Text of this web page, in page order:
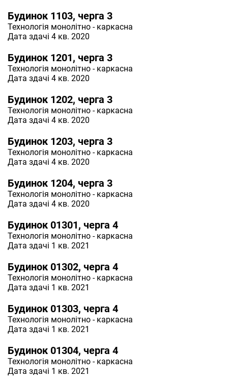
Будинок 1103, черга 3
Технологія монолітно - каркасна
Дата здачі 4 кв. 2020
Будинок 1201, черга 3
Технологія монолітно - каркасна
Дата здачі 4 кв. 2020
Будинок 1202, черга 3
Технологія монолітно - каркасна
Дата здачі 4 кв. 2020
Будинок 1203, черга 3
Технологія монолітно - каркасна
Дата здачі 4 кв. 2020
Будинок 1204, черга 3
Технологія монолітно - каркасна
Дата здачі 4 кв. 2020
Будинок 01301, черга 4
Технологія монолітно - каркасна
Дата здачі 1 кв. 2021
Будинок 01302, черга 4
Технологія монолітно - каркасна
Дата здачі 1 кв. 2021
Будинок 01303, черга 4
Технологія монолітно - каркасна
Дата здачі 1 кв. 2021
Будинок 01304, черга 4
Технологія монолітно - каркасна
Дата здачі 1 кв. 2021